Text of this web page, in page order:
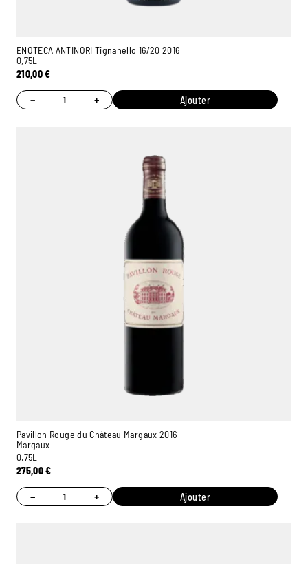
ENOTECA ANTINORI Tignanello 16/20 2016
0,75L
210,00€
− + Ajouter
Pavillon Rouge du Château Margaux 2016
Margaux
0,75L
275,00€
− + Ajouter